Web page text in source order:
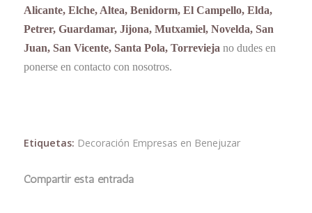
Alicante, Elche, Altea, Benidorm, El Campello, Elda,
Petrer, Guardamar, Jijona, Mutxamiel, Novelda, San
Juan, San Vicente, Santa Pola, Torrevieja no dudes en
ponerse en contacto con nosotros.
Etiquetas: Decoración Empresas en Benejuzar
Compartir esta entrada